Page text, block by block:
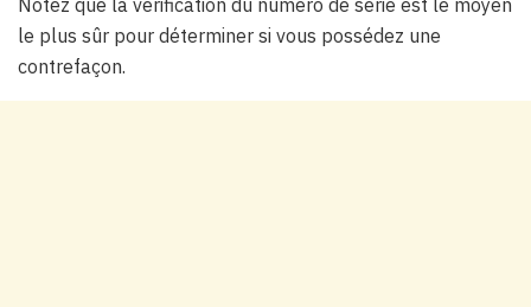
Notez que la vérification du numéro de série est le moyen
le plus sûr pour déterminer si vous possédez une
contrefaçon.